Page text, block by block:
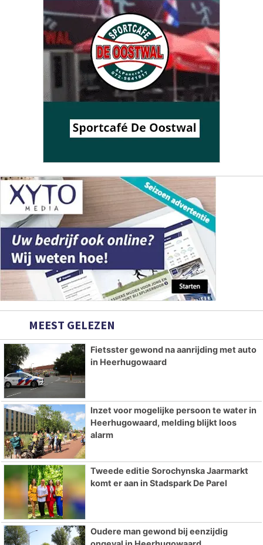
MEEST GELEZEN
Fietsster gewond na aanrijding met auto
in Heerhugowaard
Inzet voor mogelijke persoon te water in
Heerhugowaard, melding blijkt loos
alarm
Tweede editie Sorochynska Jaarmarkt
komt er aan in Stadspark De Parel
Oudere man gewond bij eenzijdig